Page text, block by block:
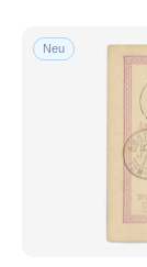
Neu